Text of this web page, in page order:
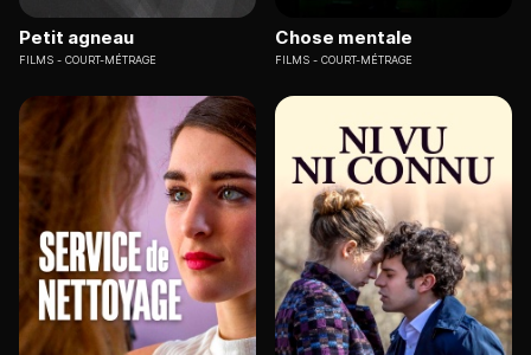
Petit agneau
FILMS COURT-MÉTRAGE
Chose mentale
FILMS COURT-MÉTRAGE